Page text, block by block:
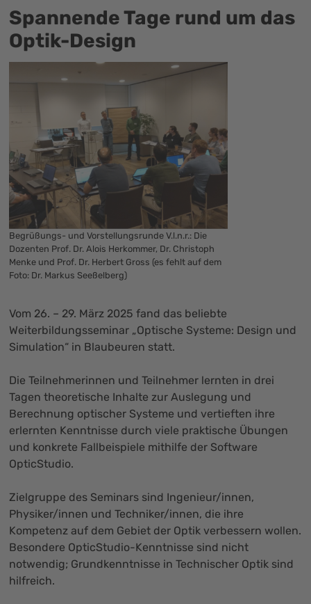
Spannende Tage rund um das
Optik-Design
Begrüßungs- und Vorstellungsrunde V.l.n.r.: Die
Dozenten Prof. Dr. Alois Herkommer, Dr. Christoph
Menke und Prof. Dr. Herbert Gross (es fehlt auf dem
Foto: Dr. Markus Seeßelberg)
Vom 26. – 29. März 2025 fand das beliebte
Weiterbildungsseminar „Optische Systeme: Design und
Simulation“ in Blaubeuren statt.
Die Teilnehmerinnen und Teilnehmer lernten in drei
Tagen theoretische Inhalte zur Auslegung und
Berechnung optischer Systeme und vertieften ihre
erlernten Kenntnisse durch viele praktische Übungen
und konkrete Fallbeispiele mithilfe der Software
OpticStudio.
Zielgruppe des Seminars sind Ingenieur/innen,
Physiker/innen und Techniker/innen, die ihre
Kompetenz auf dem Gebiet der Optik verbessern wollen.
Besondere OpticStudio-Kenntnisse sind nicht
notwendig; Grundkenntnisse in Technischer Optik sind
hilfreich.